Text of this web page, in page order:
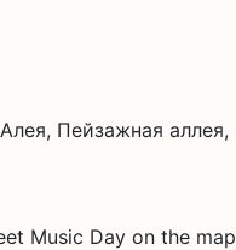
Пейзажная аллея,
Music Day on the map